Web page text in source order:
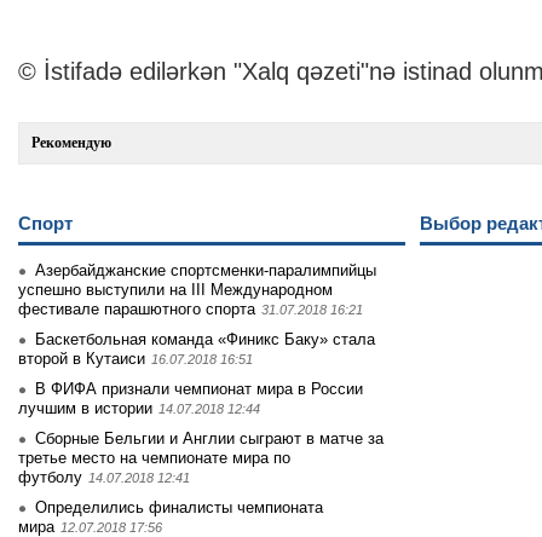
© İstifadə edilərkən "Xalq qəzeti"nə istinad
Рекомендую
Спорт
Азербайджанские спортсменки-паралимпийцы
успешно выступили на III Международном
фестивале парашютного спорта 31.07.2018 16:21
Баскетбольная команда «Финикс Баку» стала
второй в Кутаиси 16.07.2018 16:51
В ФИФА признали чемпионат мира в России
лучшим в истории 14.07.2018 12:44
Сборные Бельгии и Англии сыграют в матче за
третье место на чемпионате мира по
футболу 14.07.2018 12:41
Определились финалисты чемпионата
мира 12.07.2018 17:56
Выбор